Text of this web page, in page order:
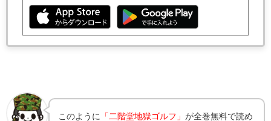
このように 「二階堂地獄ゴルフ」が全巻無料で読め